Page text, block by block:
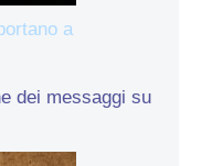
a
dei messaggi su